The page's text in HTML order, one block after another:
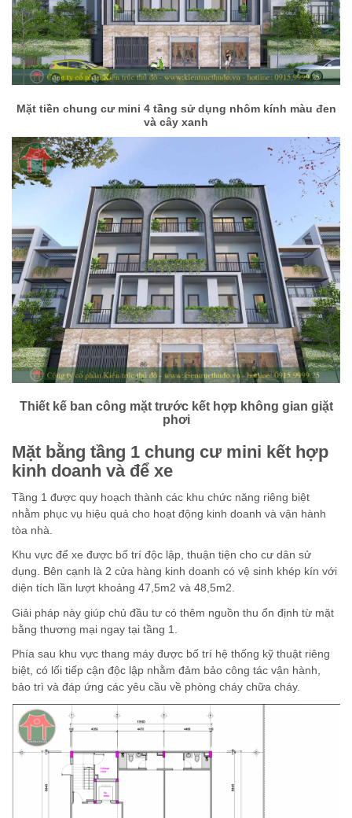
Mặt tiền chung cư mini 4 tầng sử dụng nhôm kính màu đen
và cây xanh
Thiết kế ban công mặt trước kết hợp không gian giặt
phơi
Mặt bằng tầng 1 chung cư mini kết hợp
kinh doanh và để xe
Tầng 1 được quy hoạch thành các khu chức năng riêng biệt
nhằm phục vụ hiệu quả cho hoạt động kinh doanh và vận hành
tòa nhà.
Khu vực để xe được bố trí độc lập, thuận tiện cho cư dân sử
dụng. Bên cạnh là 2 cửa hàng kinh doanh có vệ sinh khép kín với
diện tích lần lượt khoảng 47,5m2 và 48,5m2.
Giải pháp này giúp chủ đầu tư có thêm nguồn thu ổn định từ mặt
bằng thương mại ngay tại tầng 1.
Phía sau khu vực thang máy được bố trí hệ thống kỹ thuật riêng
biệt, có lối tiếp cận độc lập nhằm đảm bảo công tác vận hành,
bảo trì và đáp ứng các yêu cầu về phòng cháy chữa cháy.